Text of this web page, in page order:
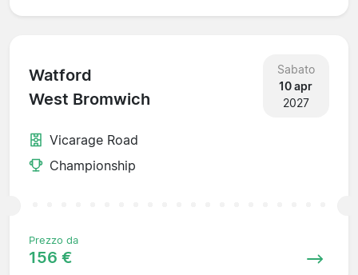
Watford
West Bromwich
Sabato
10 apr
2027
Vicarage Road
Championship
Prezzo da
156 €